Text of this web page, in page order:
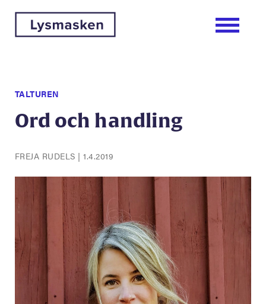
TALTUREN
Ord och handling
FREJA RUDELS |1.4.2019